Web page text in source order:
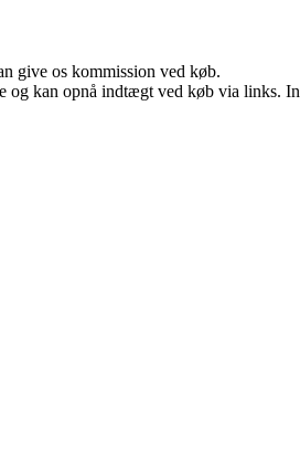
give os kommission ved køb.
kan opnå indtægt ved køb via links.